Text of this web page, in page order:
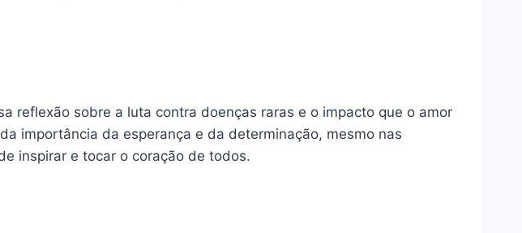
reflexão sobre a luta contra doenças raras e o impacto que o amor
importância da esperança e da determinação, mesmo nas
inspirar e tocar o coração de todos.